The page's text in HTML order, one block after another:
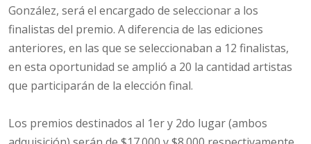
González, será el encargado de seleccionar a los
finalistas del premio. A diferencia de las ediciones
anteriores, en las que se seleccionaban a 12 finalistas,
en esta oportunidad se amplió a 20 la cantidad artistas
que participarán de la elección final.
Los premios destinados al 1er y 2do lugar (ambos